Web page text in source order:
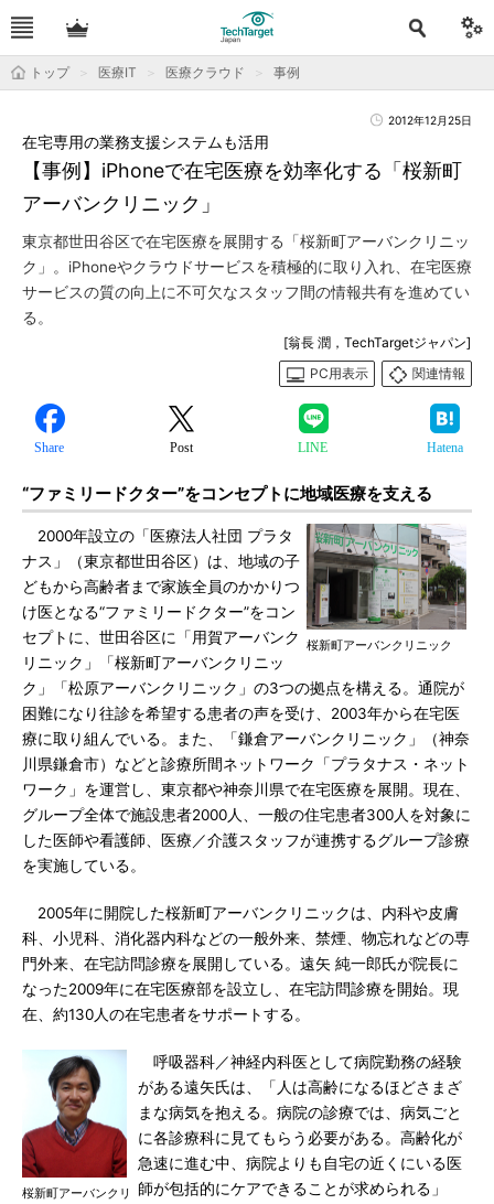
トップ 医療IT 医療クラウド 事例
2012年12月25日
【事例】iPhoneで在宅医療を効率化する「桜新町
アーバンクリニック」
在宅専用の業務支援システムも活用
東京都世田谷区で在宅医療を展開する「桜新町アーバンクリニッ
ク」。iPhoneやクラウドサービスを積極的に取り入れ、在宅医療
サービスの質の向上に不可欠なスタッフ間の情報共有を進めてい
る。
[翁長 潤，TechTargetジャパン]
PC用表示
関連情報
Share Post LINE Hatena
“ファミリードクター”をコンセプトに地域医療を支える
桜新町アーバンクリニック
2000年設立の「医療法人社団 プラタ
ナス」（東京都世田谷区）は、地域の子
どもから高齢者まで家族全員のかかりつ
け医となる“ファミリードクター”をコン
セプトに、世田谷区に「用賀アーバンク
リニック」「桜新町アーバンクリニッ
ク」「松原アーバンクリニック」の3つの拠点を構える。通院が
困難になり往診を希望する患者の声を受け、2003年から在宅医
療に取り組んでいる。また、「鎌倉アーバンクリニック」（神奈
川県鎌倉市）などと診療所間ネットワーク「プラタナス・ネット
ワーク」を運営し、東京都や神奈川県で在宅医療を展開。現在、
グループ全体で施設患者2000人、一般の住宅患者300人を対象に
した医師や看護師、医療／介護スタッフが連携するグループ診療
を実施している。
2005年に開院した桜新町アーバンクリニックは、内科や皮膚
科、小児科、消化器内科などの一般外来、禁煙、物忘れなどの専
門外来、在宅訪問診療を展開している。遠矢 純一郎氏が院長に
なった2009年に在宅医療部を設立し、在宅訪問診療を開始。現
在、約130人の在宅患者をサポートする。
桜新町アーバンクリ
呼吸器科／神経内科医として病院勤務の経験
がある遠矢氏は、「人は高齢になるほどさまざ
まな病気を抱える。病院の診療では、病気ごと
に各診療科に見てもらう必要がある。高齢化が
急速に進む中、病院よりも自宅の近くにいる医
師が包括的にケアできることが求められる」